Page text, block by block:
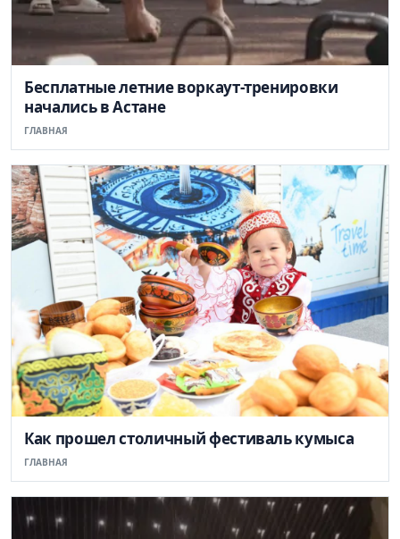
Бесплатные летние воркаут-тренировки
начались в Астане
ГЛАВНАЯ
Как прошел столичный фестиваль кумыса
ГЛАВНАЯ